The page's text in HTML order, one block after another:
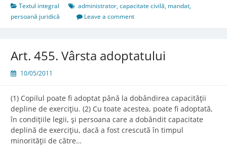
dobândirii
capacităţii
de
Textul integral administrator,capacitate civilă, mandat,
persoană juridică
Leave a comment
Art. 455. Vârsta adoptatului
10/05/2011
(1) Copilul poate fi adoptat până la dobândirea capacităţii
depline de exerciţiu. (2) Cu toate acestea, poate fi adoptată,
în condiţiile legii, şi persoana care a dobândit capacitate
deplină de exerciţiu, dacă a fost crescută în timpul
minorităţii de către…